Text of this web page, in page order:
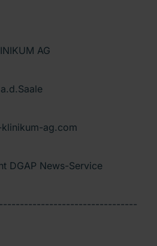
AG
ag.com
DGAP News-Service